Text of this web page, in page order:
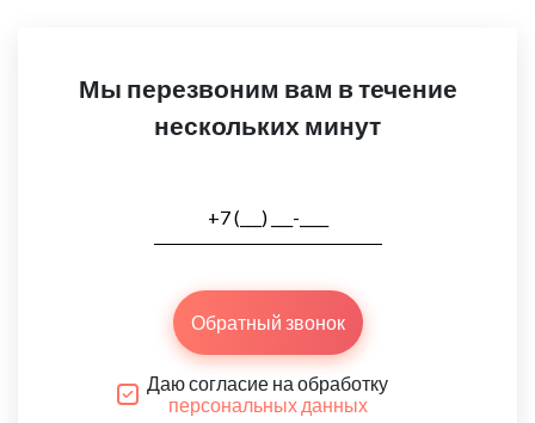
Мы перезвоним вам в течение
нескольких минут
Обратный звонок
Даю согласие на обработку
персональных данных